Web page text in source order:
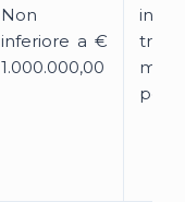
Non
inferiore a €
1.000.000,00
per